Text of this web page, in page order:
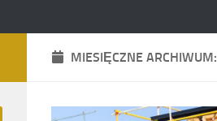
MIESIĘCZNE ARCHIWUM: